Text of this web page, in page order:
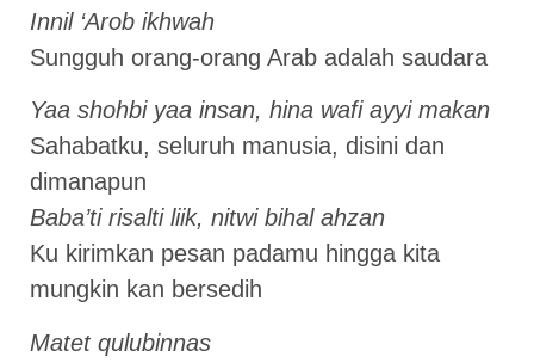
Innil ‘Arob ikhwah
Sungguh orang-orang Arab adalah saudara
Yaa shohbi yaa insan, hina wafi ayyi makan
Sahabatku, seluruh manusia, disini dan
dimanapun
Baba’ti risalti liik, nitwi bihal ahzan
Ku kirimkan pesan padamu hingga kita
mungkin kan bersedih
Matet qulubinnas